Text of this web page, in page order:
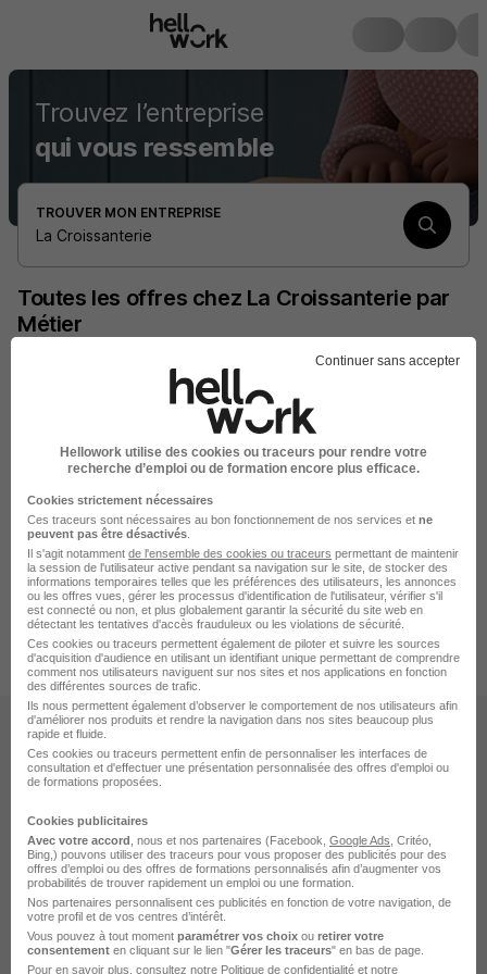
Trouvez l’entreprise
qui vous ressemble
TROUVER MON ENTREPRISE
La Croissanterie
Toutes les offres chez La Croissanterie par
Métier
La Croissanterie Recrutement Vendeur préparateur
La Croissanterie Recrutement Responsable de magasin
La Croissanterie Recrutement Responsable de
production
La Croissanterie Recrutement Responsable restauration
Accueil Entreprise
Index Entreprise Association
Associations Catégorie
La Croissanterie
Les sites
HelloCV
Helloworkplace
BDM
Jobijoba
Maformation
Diplomeo
L'emploi
Offres d'emploi par métier
Continuer sans accepter
Hellowork utilise des cookies ou traceurs pour rendre votre
recherche d’emploi ou de formation encore plus efficace.
Cookies strictement nécessaires
Ces traceurs sont nécessaires au bon fonctionnement de nos services et ne
peuvent pas être désactivés
Il s'agit notamment de l'ensemble des cookies ou traceurs permettant de maintenir
la session de l'utilisateur active pendant sa navigation sur le site, de stocker des
informations temporaires telles que les préférences des utilisateurs, les annonces
ou les offres vues, gérer les processus d'identification de l'utilisateur, vérifier s'il
est connecté ou non, et plus globalement garantir la sécurité du site web en
détectant les tentatives d'accès frauduleux ou les violations de sécurité.
Ces cookies ou traceurs permettent également de piloter et suivre les sources
d'acquisition d'audience en utilisant un identifiant unique permettant de comprendre
comment nos utilisateurs naviguent sur nos sites et nos applications en fonction
des différentes sources de trafic.
Ils nous permettent également d’observer le comportement de nos utilisateurs afin
d'améliorer nos produits et rendre la navigation dans nos sites beaucoup plus
rapide et fluide.
Ces cookies ou traceurs permettent enfin de personnaliser les interfaces de
consultation et d'effectuer une présentation personnalisée des offres d'emploi ou
de formations proposées.
Cookies publicitaires
Avec votre accord , nous et nos partenaires (Facebook, Google Ads , Critéo,
Bing,) pouvons utiliser des traceurs pour vous proposer des publicités pour des
offres d’emploi ou des offres de formations personnalisés afin d’augmenter vos
probabilités de trouver rapidement un emploi ou une formation.
Nos partenaires personnalisent ces publicités en fonction de votre navigation, de
votre profil et de vos centres d’intérêt.
Vous pouvez à tout moment paramétrer vos choix ou retirer votre
consentement en cliquant sur le lien "Gérer les traceurs" en bas de page.
Pour en savoir plus, consultez notre Politique de confidentialité et notre